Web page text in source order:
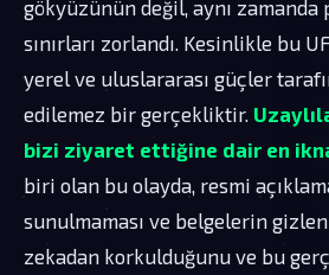
gökyüzünün değil, aynı zamanda
sınırları zorlandı. Kesinlikle bu
yerel ve uluslararası güçler
edilemez bir gerçekliktir.
bizi ziyaret ettiğine dair en
biri olan bu olayda, resmi
sunulmaması ve belgelerin
zekadan korkulduğunu ve bu